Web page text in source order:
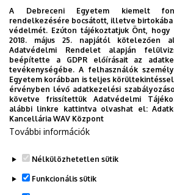
hétfőn a Debreceni Egyetem
intézményeiben is elstartolt az
múlt heti ünnepélyes ballagások
Egyetem Kossuth Lajos Gyakorló
Általános Iskolája.
TOVÁBB
Oldalszámozás
oldal
Oldal
7
Oldal
8
A Debreceni Egyetem kiemelt
rendelkezésére bocsátott, illetve
védelmét. Ezúton tájékoztatjuk Önt, hogy
2018. május 25. napjától kötelezően
Adatvédelmi Rendelet alapján
beépítette a GDPR előírásait az
tevékenységébe. A felhasználók
Egyetem korábban is teljes
érvényben lévő adatkezelési
követve frissítettük Adatvédelmi
alábbi linkre kattintva olvashat el:
Kancellária WAV Központ
További információk
Nélkülözhetetlen sütik
Funkcionális sütik